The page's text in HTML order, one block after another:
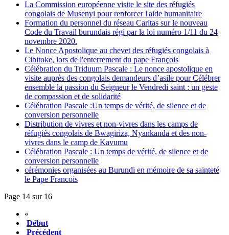
La Commission européenne visite le site des réfugiés
congolais de Musenyi pour renforcer l'aide humanitaire
Formation du personnel du réseau Caritas sur le nouveau
Code du Travail burundais régi par la loi numéro 1/11 du 24
novembre 2020.
Le Nonce Apostolique au chevet des réfugiés congolais à
Cibitoke, lors de l'enterrement du pape François
Célébration du Triduum Pascale : Le nonce apostolique en
visite auprès des congolais demandeurs d’asile pour Célébrer
ensemble la passion du Seigneur le Vendredi saint : un geste
de compassion et de solidarité
Célébration Pascale :Un temps de vérité, de silence et de
conversion personnelle
Distribution de vivres et non-vivres dans les camps de
réfugiés congolais de Bwagiriza, Nyankanda et des non-
vivres dans le camp de Kavumu
Célébration Pascale : Un temps de vérité, de silence et de
conversion personnelle
cérémonies organisées au Burundi en mémoire de sa sainteté
le Pape Francois
Page 14 sur 16
«
Début
Précédent